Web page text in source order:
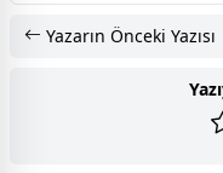
Yazarın Önceki Yazısı